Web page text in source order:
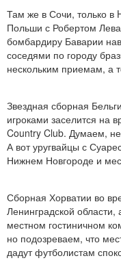
Там же в Сочи, только в
Польши с Робертом
бомбардиру Баварии
соседями по городу
нескольким приемам, а
Звездная сборная
игроками заселится на
Country Club. Думаем,
А вот уругвайцы с
Нижнем Новгороде и
Сборная Хорватии во
Ленинградской
местном гостиничном
но подозреваем, что
дадут футболистам